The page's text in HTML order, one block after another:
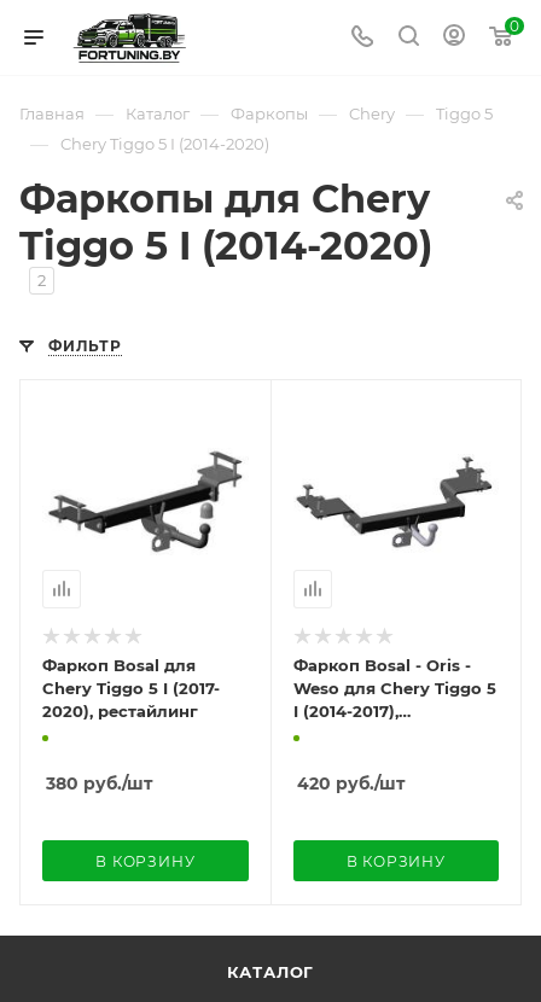
0
Главная — Каталог — Фаркопы — Chery — Tiggo 5
— Chery Tiggo 5 I (2014-2020)
Фаркопы для Chery
Tiggo 5 I (2014-2020)
2
ФИЛЬТР
Фаркоп Bosal для
Chery Tiggo 5 I (2017-
2020), рестайлинг
380 руб./шт
В КОРЗИНУ
Фаркоп Bosal - Oris -
Weso для Chery Tiggo 5
I (2014-2017),
дорестайлинг
420 руб./шт
В КОРЗИНУ
КАТАЛОГ